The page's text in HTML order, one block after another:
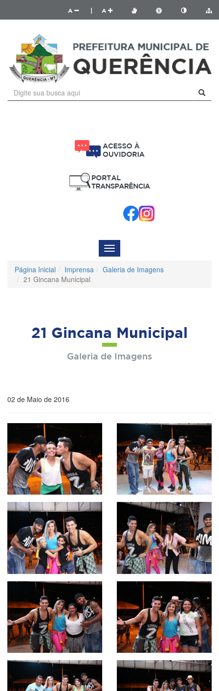
A A
Menu
de
Navegação
Página Inicial Imprensa
Galeria de Imagens
21 Gincana Municipal
21 Gincana Municipal
Galeria de Imagens
02 de Maio de 2016